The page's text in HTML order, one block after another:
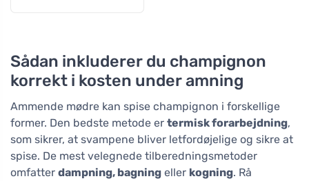
Sådan inkluderer du champignon
korrekt i kosten under amning
Ammende mødre kan spise champignon i forskellige
former. Den bedste metode er termisk forarbejdning,
som sikrer, at svampene bliver letfordøjelige og sikre at
spise. De mest velegnede tilberedningsmetoder
omfatter dampning, bagning eller kogning. Rå